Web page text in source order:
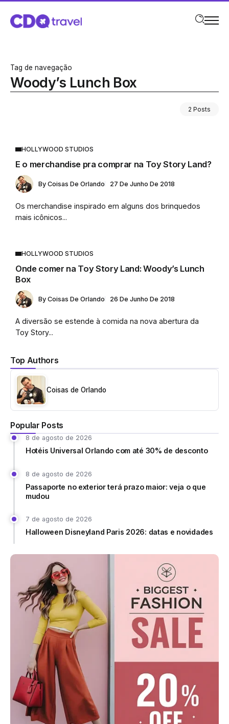
Tag de navegação
Woody’s Lunch Box
2 Posts
Top Authors
Coisas de Orlando
Popular Posts
8 de agosto de 2026
Hotéis Universal Orlando com até 30% de desconto
8 de agosto de 2026
Passaporte no exterior terá prazo maior: veja o que
mudou
7 de agosto de 2026
Halloween Disneyland Paris 2026: datas e novidades
HOLLYWOOD STUDIOS
E o merchandise pra comprar na Toy Story Land?
By Coisas De Orlando 27 De Junho De 2018
Os merchandise inspirado em alguns dos brinquedos
mais icônicos...
HOLLYWOOD STUDIOS
Onde comer na Toy Story Land: Woody’s Lunch
Box
By Coisas De Orlando 26 De Junho De 2018
A diversão se estende à comida na nova abertura da
Toy Story...